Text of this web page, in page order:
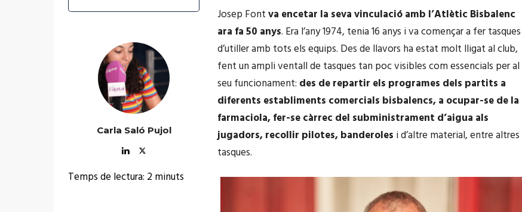
Carla Saló Pujol
Temps de lectura: 2minuts
Josep Fontva encetar la seva vinculació amb l’Atlètic Bisbalenc
ara fa 50 anys. Era l’any 1974, tenia 16 anys i va començar a fer tasques
d’utiller amb tots els equips. Des de llavors ha estat molt lligat al club,
fent un ampli ventall de tasques tan poc visibles com essencials per al
seu funcionament: des de repartir els programes dels partits a
diferents establiments comercials bisbalencs, a ocupar-se de la
farmaciola, fer-se càrrec del subministrament d’aigua als
jugadors, recollir pilotes, banderoles i d’altre material, entre altres
tasques.